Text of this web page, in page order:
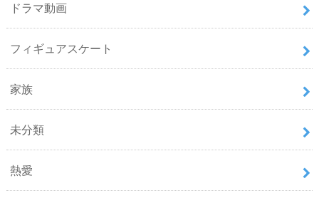
ドラマ動画
フィギュアスケート
家族
未分類
熱愛